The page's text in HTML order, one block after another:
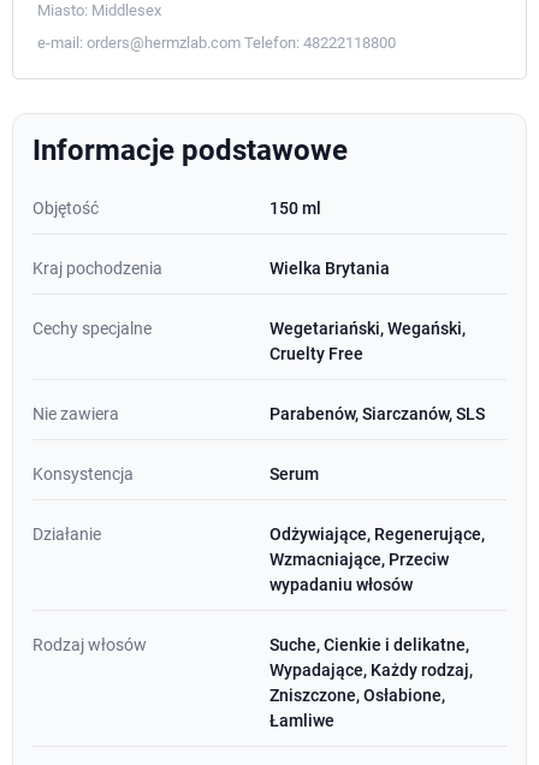
Miasto: Middlesex
e-mail: orders@hermzlab.com Telefon: 48222118800
Informacje podstawowe
Objętość 150 ml
Kraj pochodzenia Wielka Brytania
Cechy specjalne
Wegetariański, Wegański,
Cruelty Free
Nie zawiera Parabenów, Siarczanów, SLS
Konsystencja Serum
Działanie
Odżywiające, Regenerujące,
Wzmacniające, Przeciw
wypadaniu włosów
Rodzaj włosów
Suche, Cienkie i delikatne,
Wypadające, Każdy rodzaj,
Zniszczone, Osłabione,
Łamliwe